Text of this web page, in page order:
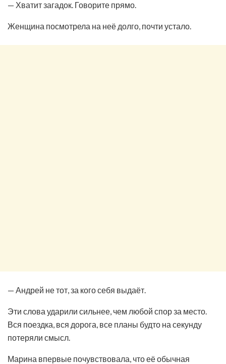
— Хватит загадок. Говорите прямо.
Женщина посмотрела на неё долго, почти устало.
— Андрей не тот, за кого себя выдаёт.
Эти слова ударили сильнее, чем любой спор за место.
Вся поездка, вся дорога, все планы будто на секунду
потеряли смысл.
Марина впервые почувствовала, что её обычная